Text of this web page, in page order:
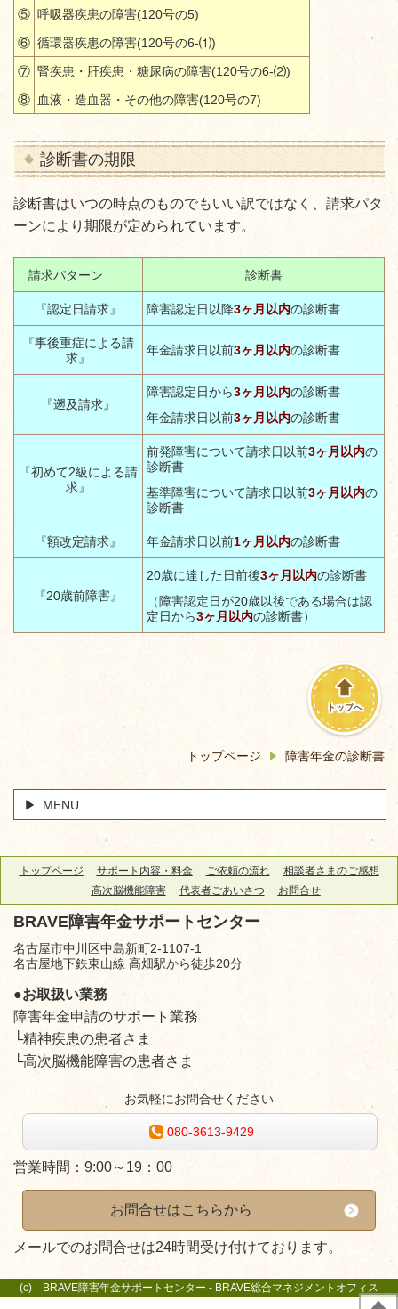
⑤ 呼吸器疾患の障害(120号の5)
⑥ 循環器疾患の障害(120号の6-⑴)
⑦ 腎疾患・肝疾患・糖尿病の障害(120号の6-⑵)
⑧
血液・造血器・その他の障害(120号の7)
診断書の期限
診断書はいつの時点のものでもいい訳ではなく、請求パタ
ーンにより期限が定められています。
請求パターン 診断書
『認定日請求』 障害認定日以降3ヶ月以内の診断書
『事後重症による請
求』
年金請求日以前3ヶ月以内の診断書
『遡及請求』
障害認定日から3ヶ月以内の診断書
年金請求日以前3ヶ月以内の診断書
『初めて2級による請
求』
前発障害について請求日以前3ヶ月以内の
診断書
基準障害について請求日以前3ヶ月以内の
診断書
『額改定請求』 年金請求日以前1ヶ月以内の診断書
『20歳前障害』
20歳に達した日前後3ヶ月以内の診断書
（障害認定日が20歳以後である場合は認
定日から3ヶ月以内の診断書）
トップへ
トップページ 障害年金の診断書
MENU
トップページ サポート内容・料金 ご依頼の流れ
相談者さまのご感想
高次脳機能障害
代表者ごあいさつ お問合せ
BRAVE障害年金サポートセンター
名古屋市中川区中島新町2-1107-1
名古屋地下鉄東山線 高畑駅から徒歩20分
●お取扱い業務
障害年金申請のサポート業務
└精神疾患の患者さま
└高次脳機能障害の患者さま
お気軽にお問合せください
080-3613-9429
営業時間： 9:00～19：00
お問合せはこちらから
メールでのお問合せは24時間受け付けております。
(c) BRAVE障害年金サポートセンター - BRAVE総合マネジメントオフィス